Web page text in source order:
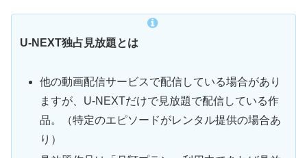
U-NEXT独占見放題とは
他の動画配信サービスで配信している場合があり
ますが、U-NEXTだけで見放題で配信している作
品。（特定のエピソードがレンタル提供の場合あ
り）